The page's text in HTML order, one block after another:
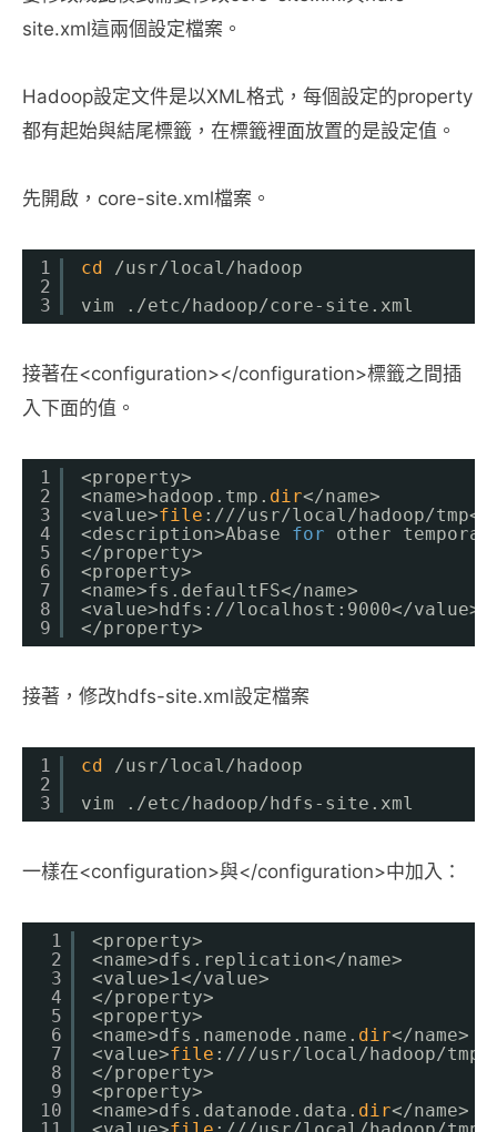
site.xml這兩個設定檔案。
Hadoop設定文件是以XML格式，每個設定的property
都有起始與結尾標籤，在標籤裡面放置的是設定值。
先開啟，core-site.xml檔案。
1
2
3
cd
/usr/local/hadoop
vim . /etc/hadoop/core-site .xml
接著在<configuration></configuration>標籤之間插
入下面的值。
1
2
3
4
5
6
7
8
9
<property>
<name>hadoop.tmp. dir</name>
<value>file : ///usr/local/hadoop/tmp<
<description>Abase for
other
</property>
<property>
<name>fs.defaultFS</name>
<value>hdfs: //localhost :9000</value>
</property>
接著，修改hdfs-site.xml設定檔案
1
2
3
cd
/usr/local/hadoop
vim . /etc/hadoop/hdfs-site .xml
一樣在<configuration>與</configuration>中加入：
1
2
3
4
5
6
7
8
9
10
<property>
<name>dfs.replication</name>
<value>1</value>
</property>
<property>
<name>dfs.namenode.name. dir</name>
<value>file : ///usr/local/hadoop/tmp/
</property>
<property>
<name>dfs.datanode.data. dir</name>